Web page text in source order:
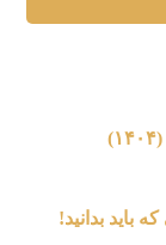
باید بدانید!